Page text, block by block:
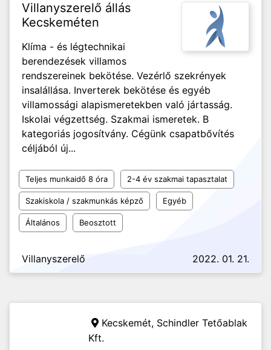
Villanyszerelő állás
Kecskeméten
Klíma - és légtechnikai
berendezések villamos
rendszereinek bekötése. Vezérlő szekrények
insalállása. Inverterek bekötése és egyéb
villamossági alapismeretekben való jártasság.
Iskolai végzettség. Szakmai ismeretek. B
kategoriás jogosítvány. Cégünk csapatbővítés
céljából új...
Teljes munkaidő 8 óra 2-4 év szakmai tapasztalat
Szakiskola / szakmunkás képző Egyéb
Általános Beosztott
Villanyszerelő 2022. 01. 21.
Kecskemét, Schindler Tetőablak
Kft.